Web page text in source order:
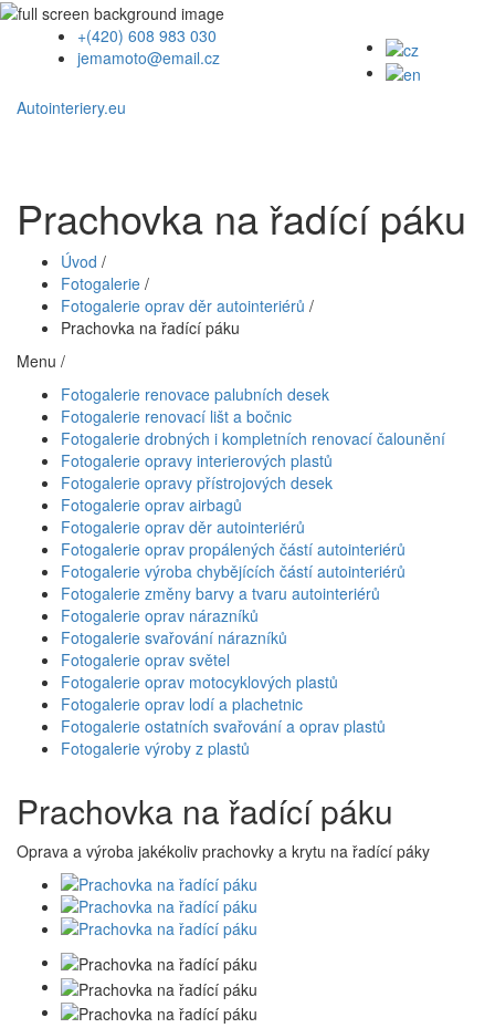
+(420) 608 983 030
jemamoto@email.cz
Autointeriery.eu
Prachovka na řadící páku
Úvod /
Fotogalerie /
Fotogalerie oprav děr autointeriérů /
Prachovka na řadící páku
Menu /
Fotogalerie renovace palubních desek
Fotogalerie renovací lišt a bočnic
Fotogalerie drobných i kompletních renovací čalounění
Fotogalerie opravy interierových plastů
Fotogalerie opravy přístrojových desek
Fotogalerie oprav airbagů
Fotogalerie oprav děr autointeriérů
Fotogalerie oprav propálených částí autointeriérů
Fotogalerie výroba chybějících částí autointeriérů
Fotogalerie změny barvy a tvaru autointeriérů
Fotogalerie oprav nárazníků
Fotogalerie svařování nárazníků
Fotogalerie oprav světel
Fotogalerie oprav motocyklových plastů
Fotogalerie oprav lodí a plachetnic
Fotogalerie ostatních svařování a oprav plastů
Fotogalerie výroby z plastů
Prachovka na řadící páku
Oprava a výroba jakékoliv prachovky a krytu na řadící páky